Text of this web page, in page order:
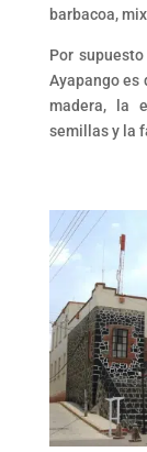
barbacoa,
Por
Ayapango es
madera, la
semillas y la